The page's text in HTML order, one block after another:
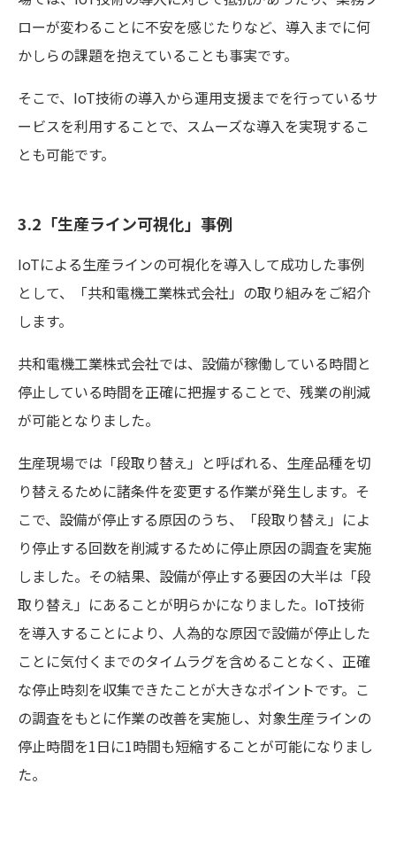
ローが変わることに不安を感じたりなど、導入までに何
かしらの課題を抱えていることも事実です。
そこで、IoT技術の導入から運用支援までを行っているサ
ービスを利用することで、スムーズな導入を実現するこ
とも可能です。
3.2「生産ライン可視化」事例
IoTによる生産ラインの可視化を導入して成功した事例
として、「共和電機工業株式会社」の取り組みをご紹介
します。
共和電機工業株式会社では、設備が稼働している時間と
停止している時間を正確に把握することで、残業の削減
が可能となりました。
生産現場では「段取り替え」と呼ばれる、生産品種を切
り替えるために諸条件を変更する作業が発生します。そ
こで、設備が停止する原因のうち、「段取り替え」によ
り停止する回数を削減するために停止原因の調査を実施
しました。その結果、設備が停止する要因の大半は「段
取り替え」にあることが明らかになりました。IoT技術
を導入することにより、人為的な原因で設備が停止した
ことに気付くまでのタイムラグを含めることなく、正確
な停止時刻を収集できたことが大きなポイントです。こ
の調査をもとに作業の改善を実施し、対象生産ラインの
停止時間を1日に1時間も短縮することが可能になりまし
た。